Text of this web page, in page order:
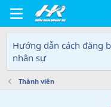
Hướng dẫn cách đăng
nhân sự
Thành viên